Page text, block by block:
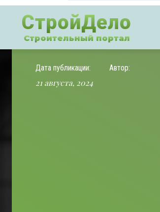
СтройДело
Строительный портал
Дата публикации:
21 августа, 2024
Автор: